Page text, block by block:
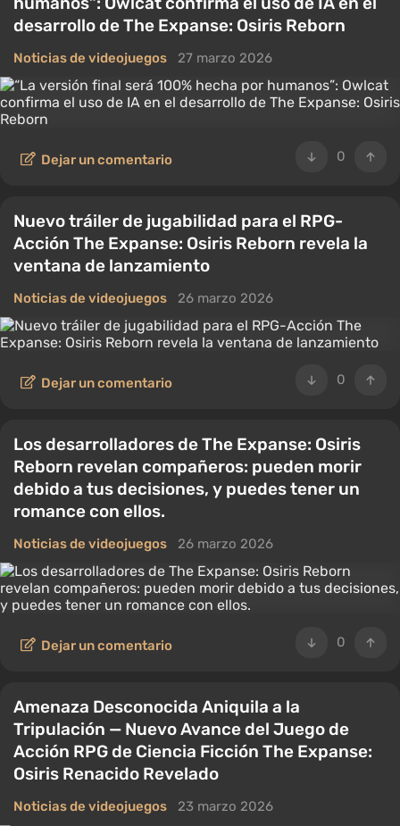
desarrollo de The Expanse: Osiris Reborn
Noticias de videojuegos 27 marzo 2026
0
Dejar un comentario
Nuevo tráiler de jugabilidad para el RPG-
Acción The Expanse: Osiris Reborn revela la
ventana de lanzamiento
Noticias de videojuegos 26 marzo 2026
0
Dejar un comentario
Los desarrolladores de The Expanse: Osiris
Reborn revelan compañeros: pueden morir
debido a tus decisiones, y puedes tener un
romance con ellos.
Noticias de videojuegos 26 marzo 2026
0
Dejar un comentario
Amenaza Desconocida Aniquila a la
Tripulación — Nuevo Avance del Juego de
Acción RPG de Ciencia Ficción The Expanse:
Osiris Renacido Revelado
Noticias de videojuegos 23 marzo 2026